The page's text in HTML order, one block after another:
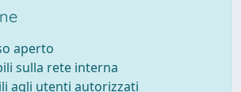
aperto
sulla rete interna
agli utenti autorizzati